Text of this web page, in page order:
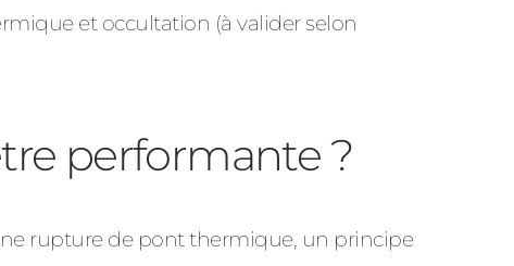
et occultation (à valider selon
performante ?
rupture de pont thermique, un principe